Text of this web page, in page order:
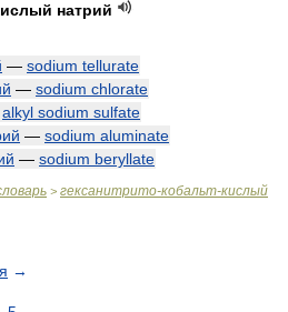
натрий
— sodium tellurate
— sodium chlorate
alkyl sodium sulfate
— sodium aluminate
— sodium beryllate
> гексанитрито-кобальт-кислый
→